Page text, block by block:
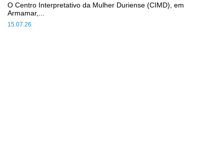
15.07.26
O Centro Interpretativo da Mulher Duriense (CIMD), em
Armamar,...